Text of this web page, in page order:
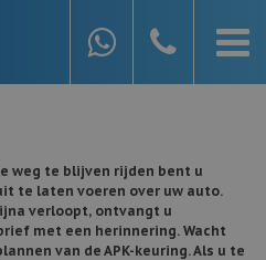
weg te blijven rijden bent u
te laten voeren over uw auto.
verloopt, ontvangt u
met een herinnering. Wacht
van de APK-keuring. Als u te